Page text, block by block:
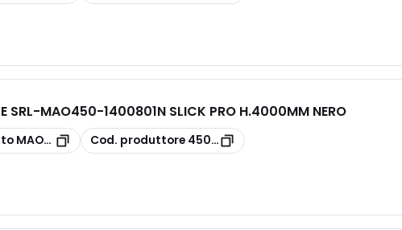
SRL-MAO450-1400801N SLICK PRO H.4000MM NERO
MAO450-1400801N
copia
Cod. produttore 450-1400801N